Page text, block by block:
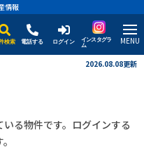
情報
検索 電話する ログイン
インスタグラ
ム
MENU
2026.08.08更新
る物件です。ログインする